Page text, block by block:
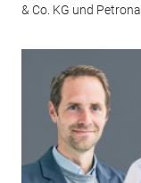
& Co. KG und